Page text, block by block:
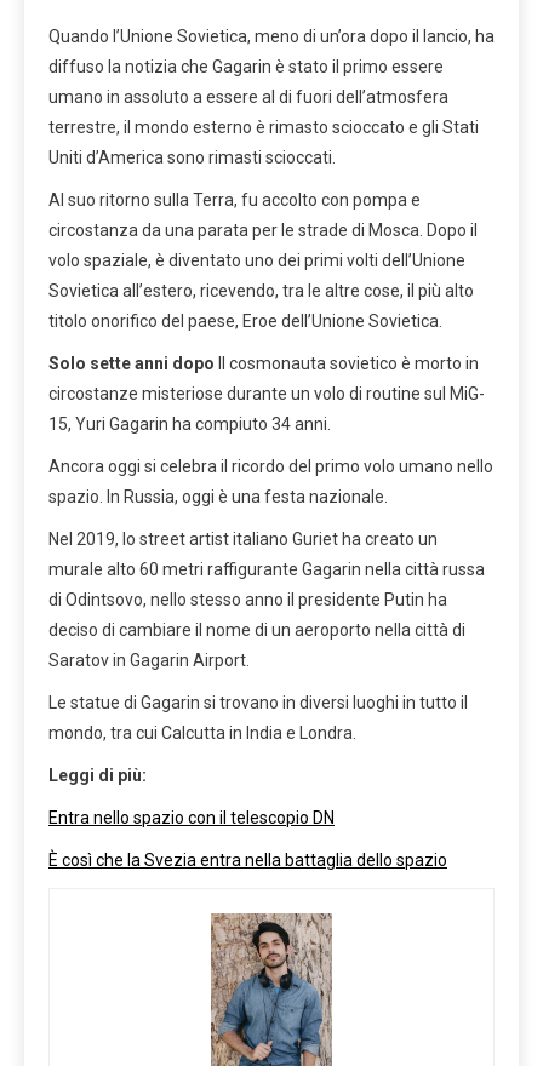
Quando l’Unione Sovietica, meno di un’ora dopo il lancio, ha
diffuso la notizia che Gagarin è stato il primo essere
umano in assoluto a essere al di fuori dell’atmosfera
terrestre, il mondo esterno è rimasto scioccato e gli Stati
Uniti d’America sono rimasti scioccati.
Al suo ritorno sulla Terra, fu accolto con pompa e
circostanza da una parata per le strade di Mosca. Dopo il
volo spaziale, è diventato uno dei primi volti dell’Unione
Sovietica all’estero, ricevendo, tra le altre cose, il più alto
titolo onorifico del paese, Eroe dell’Unione Sovietica.
Solo sette anni dopo Il cosmonauta sovietico è morto in
circostanze misteriose durante un volo di routine sul MiG-
15, Yuri Gagarin ha compiuto 34 anni.
Ancora oggi si celebra il ricordo del primo volo umano nello
spazio. In Russia, oggi è una festa nazionale.
Nel 2019, lo street artist italiano Guriet ha creato un
murale alto 60 metri raffigurante Gagarin nella città russa
di Odintsovo, nello stesso anno il presidente Putin ha
deciso di cambiare il nome di un aeroporto nella città di
Saratov in Gagarin Airport.
Le statue di Gagarin si trovano in diversi luoghi in tutto il
mondo, tra cui Calcutta in India e Londra.
Leggi di più:
Entra nello spazio con il telescopio DN
È così che la Svezia entra nella battaglia dello spazio